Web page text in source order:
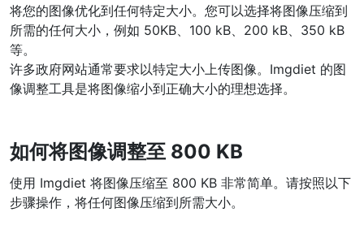
将iPhone HEIC图像转换为JPG
RAW转换器
转换CR2、CR3、NEF、ARW、ORF、PEF、RAF、RAW转换为JPG
格式
JPG 转 PDF New
设置方向、边距、页面大小，并将多个图像合并到一个PDF或单独的
文件中
将您的图像优化到任何特定大小。您可以选择将图像压缩到
所需的任何大小，例如 50KB、100 kB、200 kB、350 kB
等。
许多政府网站通常要求以特定大小上传图像。Imgdiet 的图
像调整工具是将图像缩小到正确大小的理想选择。
如何将图像调整至 800 KB
使用 Imgdiet 将图像压缩至 800 KB 非常简单。请按照以下
步骤操作，将任何图像压缩到所需大小。